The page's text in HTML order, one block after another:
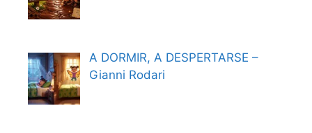
A DORMIR, A DESPERTARSE –
Gianni Rodari